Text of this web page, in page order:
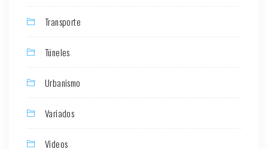
Transporte
Túneles
Urbanismo
Variados
Videos